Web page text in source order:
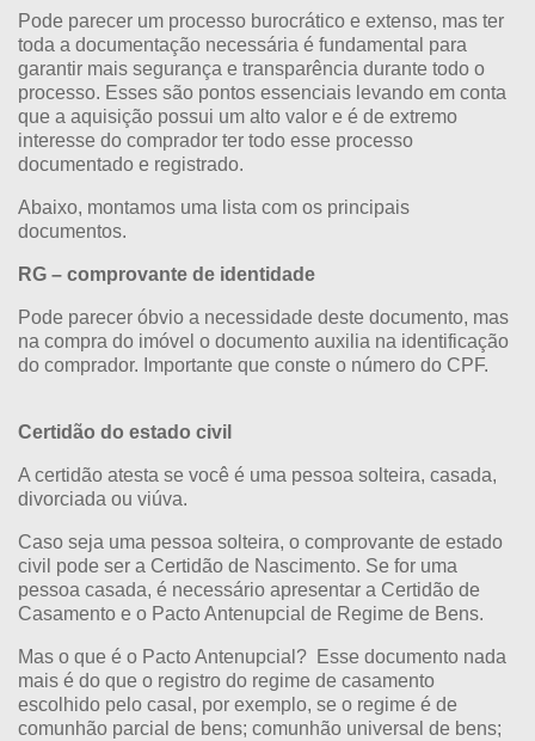
Pode parecer um processo burocrático e extenso, mas ter
toda a documentação necessária é fundamental para
garantir mais segurança e transparência durante todo o
processo. Esses são pontos essenciais levando em conta
que a aquisição possui um alto valor e é de extremo
interesse do comprador ter todo esse processo
documentado e registrado.
Abaixo, montamos uma lista com os principais
documentos.
RG – comprovante de identidade
Pode parecer óbvio a necessidade deste documento, mas
na compra do imóvel o documento auxilia na identificação
do comprador. Importante que conste o número do CPF.
Certidão do estado civil
A certidão atesta se você é uma pessoa solteira, casada,
divorciada ou viúva.
Caso seja uma pessoa solteira, o comprovante de estado
civil pode ser a Certidão de Nascimento. Se for uma
pessoa casada, é necessário apresentar a Certidão de
Casamento e o Pacto Antenupcial de Regime de Bens.
Mas o que é o Pacto Antenupcial? Esse documento nada
mais é do que o registro do regime de casamento
escolhido pelo casal, por exemplo, se o regime é de
comunhão parcial de bens; comunhão universal de bens;